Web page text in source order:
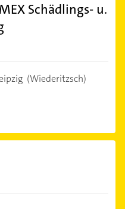
Schädlings- u.
(Wiederitzsch)